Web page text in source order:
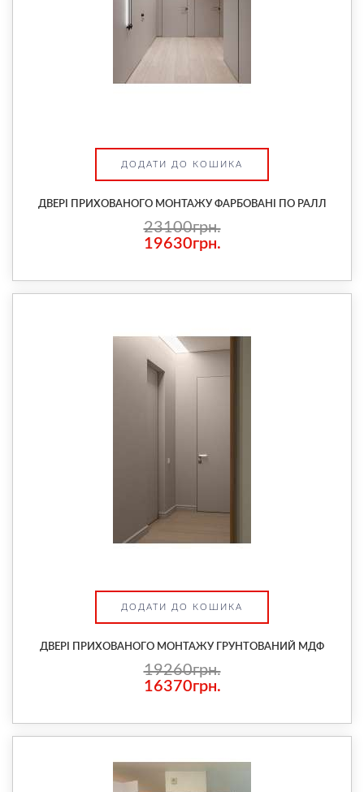
ДОДАТИ ДО КОШИКА
ДВЕРІ ПРИХОВАНОГО МОНТАЖУ ФАРБОВАНІ ПО РАЛЛ
23100грн.
19630грн.
ДОДАТИ ДО КОШИКА
ДВЕРІ ПРИХОВАНОГО МОНТАЖУ ГРУНТОВАНИЙ МДФ
19260грн.
16370грн.